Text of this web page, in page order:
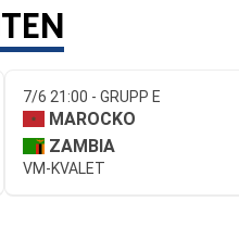
7/6 21:00 - GRUPP E
MAROCKO
ZAMBIA
VM-KVALET